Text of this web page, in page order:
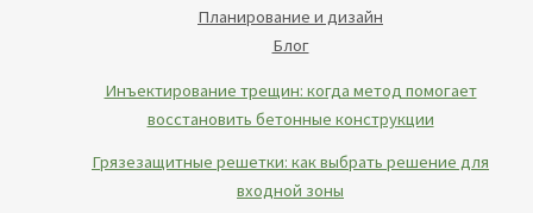
Планирование и дизайн
Блог
Инъектирование трещин: когда метод помогает
восстановить бетонные конструкции
Грязезащитные решетки: как выбрать решение для
входной зоны